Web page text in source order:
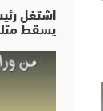
اشتغل
يسقط